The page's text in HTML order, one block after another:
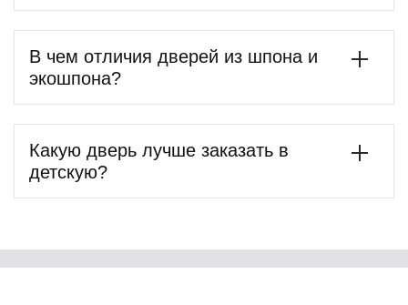
В чем отличия дверей из шпона и
экошпона?
Какую дверь лучше заказать в
детскую?